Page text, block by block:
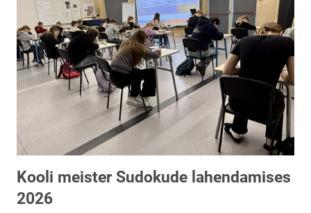
Kooli meister Sudokude lahendamises
2026